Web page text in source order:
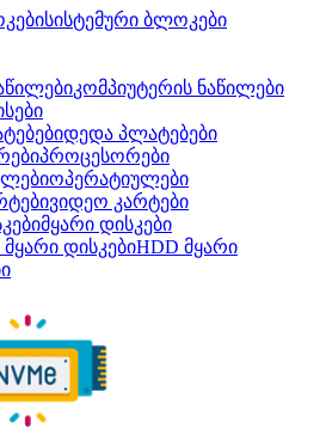
სისტემური ბლოკები
კომპიუტერის ნაწილები
დედა პლატებები
პროცესორები
ოპერატიულები
ვიდეო კარტები
მყარი დისკები
HDD მყარი